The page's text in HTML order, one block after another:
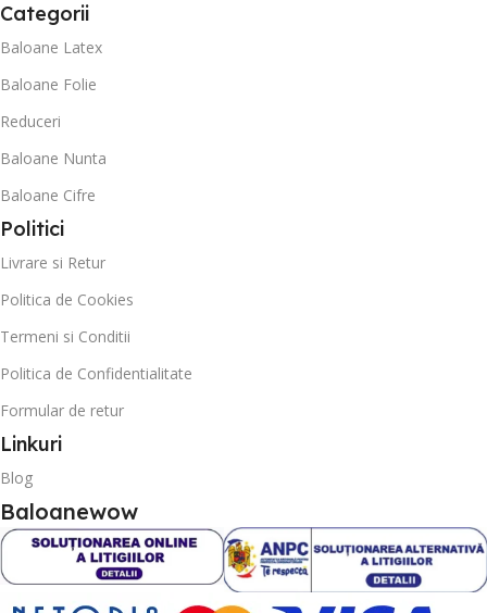
Categorii
Baloane Latex
Baloane Folie
Reduceri
Baloane Nunta
Baloane Cifre
Politici
Livrare si Retur
Politica de Cookies
Termeni si Conditii
Politica de Confidentialitate
Formular de retur
Linkuri
Blog
Baloanewow